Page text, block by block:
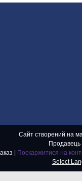
Сайт створений на
Продавець
МедЗаказ | Поскаржитися на
Select